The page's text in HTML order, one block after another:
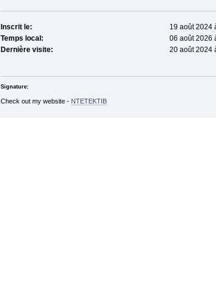
Inscrit le:
19 août 2024
Temps local:
06 août 2026
Dernière visite:
20 août 2024
Signature:
Check out my website - ΝΤΕΤΕΚΤΙΒ